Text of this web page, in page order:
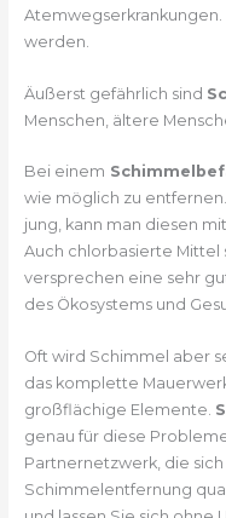
werden.
Äußerst gefährlich sind
Menschen, ältere
Bei einem
wie möglich zu
jung, kann man diesen
Auch chlorbasierte Mittel
versprechen eine sehr
des Ökosystems und
Oft wird Schimmel aber
das komplette
großflächige Elemente.
genau für diese
Partnernetzwerk, die
Schimmelentfernung